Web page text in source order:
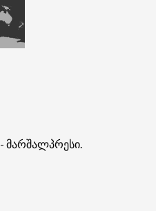
- მარშალპრესი.